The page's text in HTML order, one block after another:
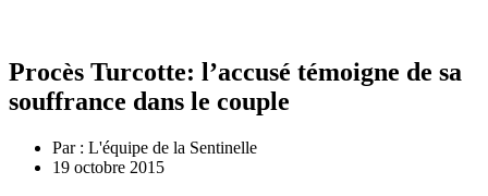
Procès Turcotte: l’accusé témoigne de sa
souffrance dans le couple
Par : L'équipe de la Sentinelle
19 octobre 2015